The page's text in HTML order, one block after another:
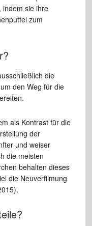
indem sie ihre
zum
die
den Weg für die
als Kontrast für die
der
und weiser
die meisten
behalten dieses
die Neuverfilmung